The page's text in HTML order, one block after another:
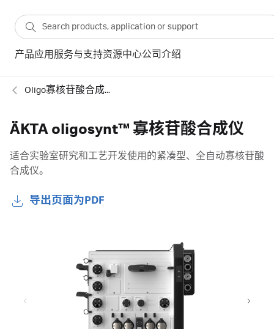
产品应用 服务与支持资源中心公司介绍
Oligo寡核苷酸合成仪
ÄKTA oligosynt™ 寡核苷酸合成仪
适合实验室研究和工艺开发使用的紧凑型、全自动寡核苷酸
合成仪。
导出页面为PDF